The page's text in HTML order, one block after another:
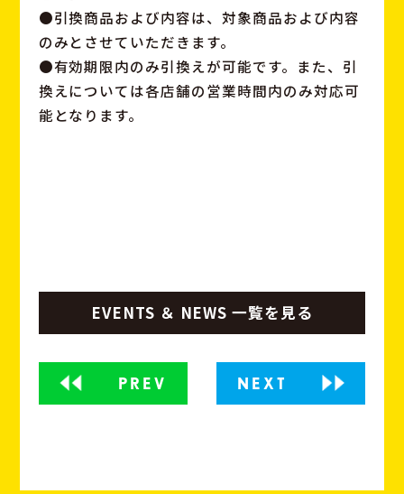
●引換商品および内容は、対象商品および内容
のみとさせていただきます。
●有効期限内のみ引換えが可能です。また、引
換えについては各店舗の営業時間内のみ対応可
能となります。
PREV
EVENTS ＆ NEWS 一覧を見る
NEXT